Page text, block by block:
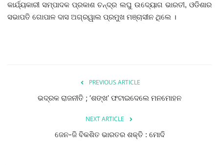
କାର୍ଯ୍ୟକାରୀ ସମ୍ପାଦକ ପ୍ରକାଶ ଚନ୍ଦ୍ର ଲଘୁ ଉଦ୍ୟୋଗ ଭାରତୀ, ଓଡିଶାର
ସଭାପତି ଗୋପାଳ ଦାସ ଅଗ୍ରୱାଲ ପ୍ରମୁଖ ମଞ୍ଚାସୀନ ଥିଲେ ।
PREVIOUS ARTICLE
ଭଦ୍ରକ ରାଜନୀତି ; ‘ଶଙ୍ଖ’ ଫଟାଇଦେଲେ ମନମୋହନ
NEXT ARTICLE
ଜେନ-ଜି ବିକଶିତ ଭାରତର ଶକ୍ତି : ମୋଦି